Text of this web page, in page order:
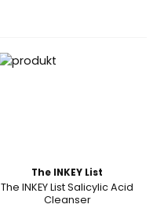
The INKEY List
The INKEY List Salicylic Acid
Cleanser